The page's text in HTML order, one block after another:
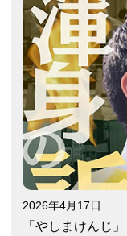
2026年4月17日
「やしまけんじ